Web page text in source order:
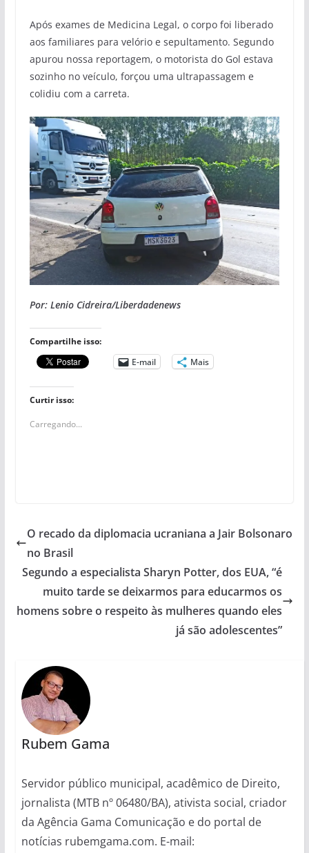
Após exames de Medicina Legal, o corpo foi liberado
aos familiares para velório e sepultamento. Segundo
apurou nossa reportagem, o motorista do Gol estava
sozinho no veículo, forçou uma ultrapassagem e
colidiu com a carreta.
Por: Lenio Cidreira/Liberdadenews
Compartilhe isso:
E-mail
Mais
Curtir isso:
Carregando...
O recado da diplomacia ucraniana a Jair Bolsonaro
no Brasil
Segundo a especialista Sharyn Potter, dos EUA, “é
muito tarde se deixarmos para educarmos os
homens sobre o respeito às mulheres quando eles
já são adolescentes”
Rubem Gama
Servidor público municipal, acadêmico de Direito,
jornalista (MTB nº 06480/BA), ativista social, criador
da Agência Gama Comunicação e do portal de
notícias rubemgama.com. E-mail: